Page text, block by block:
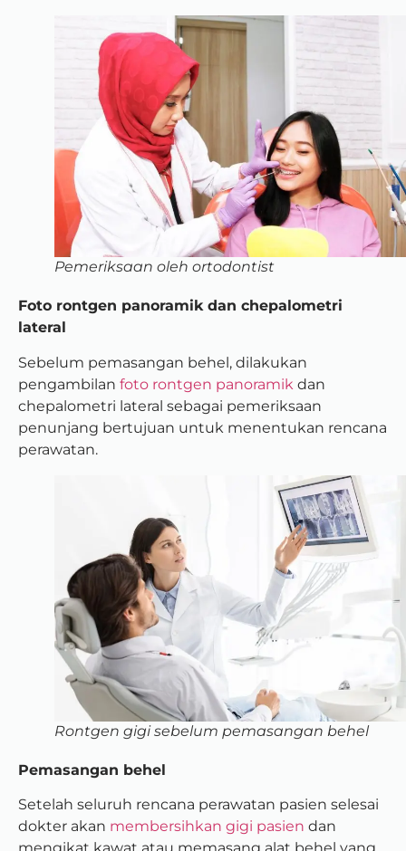
Pemeriksaan oleh ortodontist
Foto rontgen panoramik dan chepalometri
lateral
Sebelum pemasangan behel, dilakukan
pengambilan foto rontgen panoramik dan
chepalometri lateral sebagai pemeriksaan
penunjang bertujuan untuk menentukan rencana
perawatan.
Rontgen gigi sebelum pemasangan behel
Pemasangan behel
Setelah seluruh rencana perawatan pasien selesai
dokter akan membersihkan gigi pasien dan